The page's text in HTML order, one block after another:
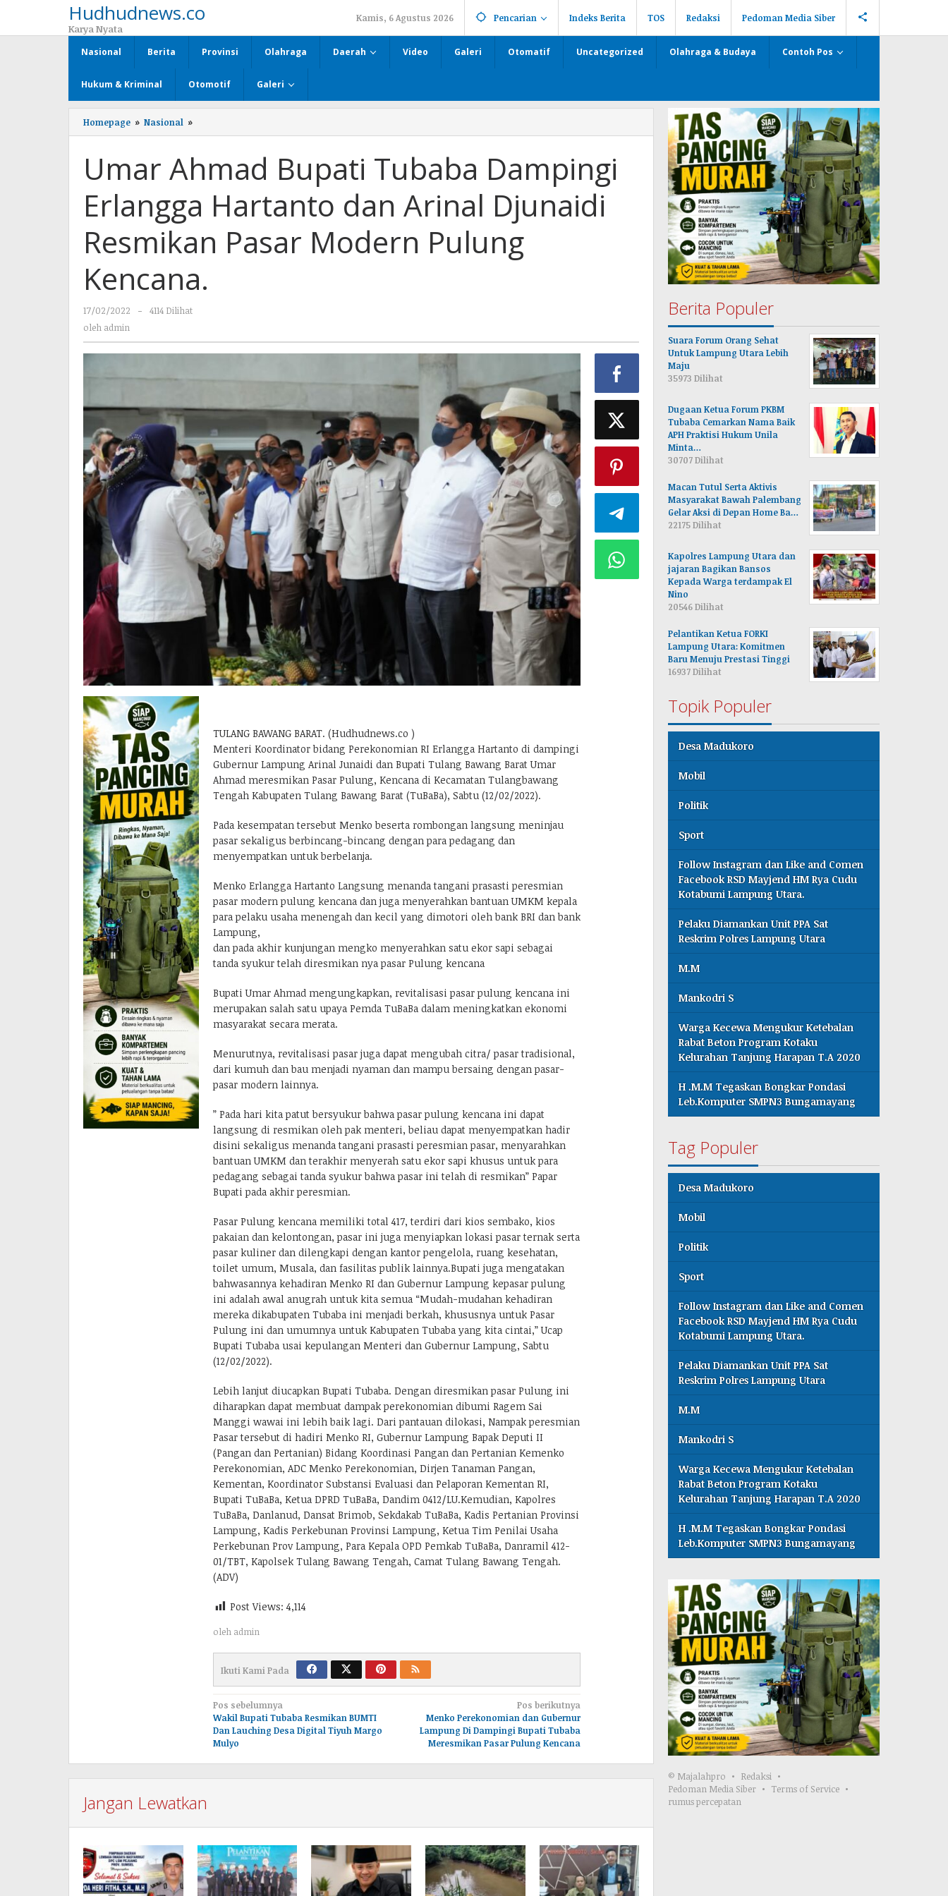
Hudhudnews.co
Karya Nyata
Kamis, 6 Agustus 2026 Pencarian Indeks Berita TOS Redaksi Pedoman Media Siber
Nasional Berita Provinsi Olahraga Daerah Video Galeri Otomatif Uncategorized Olahraga & Budaya Contoh Pos
Hukum & Kriminal Otomotif Galeri
Homepage » Nasional »
Ahmad
Dampingi
Hartanto
dan
Djunaidi
Modern
Pulung
Umar Ahmad Bupati Tubaba Dampingi
Erlangga Hartanto dan Arinal Djunaidi
Resmikan Pasar Modern Pulung
Kencana.
17/02/2022
oleh
-
4114 Dilihat
oleh admin
TULANG BAWANG BARAT. (Hudhudnews.co )
Menteri Koordinator bidang Perekonomian RI Erlangga Hartanto di dampingi
Gubernur Lampung Arinal Junaidi dan Bupati Tulang Bawang Barat Umar
Ahmad meresmikan Pasar Pulung, Kencana di Kecamatan Tulangbawang
Tengah Kabupaten Tulang Bawang Barat (TuBaBa), Sabtu (12/02/2022).
Pada kesempatan tersebut Menko beserta rombongan langsung meninjau
pasar sekaligus berbincang-bincang dengan para pedagang dan
menyempatkan untuk berbelanja.
Menko Erlangga Hartanto Langsung menanda tangani prasasti peresmian
pasar modern pulung kencana dan juga menyerahkan bantuan UMKM kepala
para pelaku usaha menengah dan kecil yang dimotori oleh bank BRI dan bank
Lampung,
dan pada akhir kunjungan mengko menyerahkan satu ekor sapi sebagai
tanda syukur telah diresmikan nya pasar Pulung kencana
Bupati Umar Ahmad mengungkapkan, revitalisasi pasar pulung kencana ini
merupakan salah satu upaya Pemda TuBaBa dalam meningkatkan ekonomi
masyarakat secara merata.
Menurutnya, revitalisasi pasar juga dapat mengubah citra/ pasar tradisional,
dari kumuh dan bau menjadi nyaman dan mampu bersaing dengan pasar-
pasar modern lainnya.
” Pada hari kita patut bersyukur bahwa pasar pulung kencana ini dapat
langsung di resmikan oleh pak menteri, beliau dapat menyempatkan hadir
disini sekaligus menanda tangani prasasti peresmian pasar, menyarahkan
bantuan UMKM dan terakhir menyerah satu ekor sapi khusus untuk para
pedagang sebagai tanda syukur bahwa pasar ini telah di resmikan” Papar
Bupati pada akhir peresmian.
Pasar Pulung kencana memiliki total 417, terdiri dari kios sembako, kios
pakaian dan kelontongan, pasar ini juga menyiapkan lokasi pasar ternak serta
pasar kuliner dan dilengkapi dengan kantor pengelola, ruang kesehatan,
toilet umum, Musala, dan fasilitas publik lainnya.Bupati juga mengatakan
bahwasannya kehadiran Menko RI dan Gubernur Lampung kepasar pulung
ini adalah awal anugrah untuk kita semua “Mudah-mudahan kehadiran
mereka dikabupaten Tubaba ini menjadi berkah, khususnya untuk Pasar
Pulung ini dan umumnya untuk Kabupaten Tubaba yang kita cintai,” Ucap
Bupati Tubaba usai kepulangan Menteri dan Gubernur Lampung, Sabtu
(12/02/2022).
Lebih lanjut diucapkan Bupati Tubaba. Dengan diresmikan pasar Pulung ini
diharapkan dapat membuat dampak perekonomian dibumi Ragem Sai
Manggi wawai ini lebih baik lagi. Dari pantauan dilokasi, Nampak peresmian
Pasar tersebut di hadiri Menko RI, Gubernur Lampung Bapak Deputi II
(Pangan dan Pertanian) Bidang Koordinasi Pangan dan Pertanian Kemenko
Perekonomian, ADC Menko Perekonomian, Dirjen Tanaman Pangan,
Kementan, Koordinator Substansi Evaluasi dan Pelaporan Kementan RI,
Bupati TuBaBa, Ketua DPRD TuBaBa, Dandim 0412/LU.Kemudian, Kapolres
TuBaBa, Danlanud, Dansat Brimob, Sekdakab TuBaBa, Kadis Pertanian Provinsi
Lampung, Kadis Perkebunan Provinsi Lampung, Ketua Tim Penilai Usaha
Perkebunan Prov Lampung, Para Kepala OPD Pemkab TuBaBa, Danramil 412-
01/TBT, Kapolsek Tulang Bawang Tengah, Camat Tulang Bawang Tengah.
(ADV)
Post Views: 4,114
oleh admin
Ikuti Kami Pada
Navigasi
pos
Pos sebelumnya
Wakil Bupati Tubaba Resmikan BUMTI
Dan Lauching Desa Digital Tiyuh Margo
Mulyo
Pos berikutnya
Menko Perekonomian dan Gubernur
Lampung Di Dampingi Bupati Tubaba
Meresmikan Pasar Pulung Kencana
Jangan Lewatkan
Berita Populer
Suara Forum Orang Sehat
Untuk Lampung Utara Lebih
Maju
35973 Dilihat
Dugaan Ketua Forum PKBM
Tubaba Cemarkan Nama Baik
APH Praktisi Hukum Unila
Minta…
30707 Dilihat
Macan Tutul Serta Aktivis
Masyarakat Bawah Palembang
Gelar Aksi di Depan Home Ba…
22175 Dilihat
Kapolres Lampung Utara dan
jajaran Bagikan Bansos
Kepada Warga terdampak El
Nino
20546 Dilihat
Pelantikan Ketua FORKI
Lampung Utara: Komitmen
Baru Menuju Prestasi Tinggi
16937 Dilihat
Topik Populer
Desa Madukoro
Mobil
Politik
Sport
Follow Instagram dan Like and Comen
Facebook RSD Mayjend HM Rya Cudu
Kotabumi Lampung Utara.
Pelaku Diamankan Unit PPA Sat
Reskrim Polres Lampung Utara
M.M
Mankodri S
Warga Kecewa Mengukur Ketebalan
Rabat Beton Program Kotaku
Kelurahan Tanjung Harapan T.A 2020
H .M.M Tegaskan Bongkar Pondasi
Leb.Komputer SMPN3 Bungamayang
Tag Populer
Desa Madukoro
Mobil
Politik
Sport
Follow Instagram dan Like and Comen
Facebook RSD Mayjend HM Rya Cudu
Kotabumi Lampung Utara.
Pelaku Diamankan Unit PPA Sat
Reskrim Polres Lampung Utara
M.M
Mankodri S
Warga Kecewa Mengukur Ketebalan
Rabat Beton Program Kotaku
Kelurahan Tanjung Harapan T.A 2020
H .M.M Tegaskan Bongkar Pondasi
Leb.Komputer SMPN3 Bungamayang
© Majalahpro
Redaksi
Pedoman Media Siber
Terms of Service
rumus percepatan